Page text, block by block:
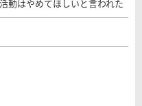
動はやめてほしいと言われた